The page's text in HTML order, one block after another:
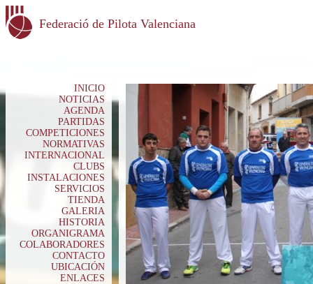
Federació de Pilota Valenciana
INICIO
NOTICIAS
AGENDA
PARTIDAS
COMPETICIONES
NORMATIVAS
INTERNACIONAL
CLUBS
INSTALACIONES
SERVICIOS
TIENDA
GALERIA
HISTORIA
ORGANIGRAMA
COLABORADORES
CONTACTO
UBICACIÓN
ENLACES